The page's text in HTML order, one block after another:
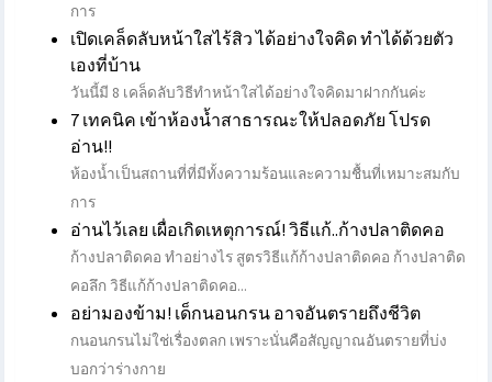
การ
เปิดเคล็ดลับหน้าใสไร้สิว ได้อย่างใจคิด ทำได้ด้วยตัว
เองที่บ้าน
วันนี้มี 8 เคล็ดลับวิธีทำหน้าใสได้อย่างใจคิดมาฝากกันค่ะ
7 เทคนิค เข้าห้องน้ำสาธารณะให้ปลอดภัย โปรด
อ่าน!!
ห้องน้ำเป็นสถานที่ที่มีทั้งความร้อนและความชื้นที่เหมาะสมกับ
การ
อ่านไว้เลย เผื่อเกิดเหตุการณ์! วิธีแก้..ก้างปลาติดคอ
ก้างปลาติดคอ ทําอย่างไร สูตรวิธีแก้ก้างปลาติดคอ ก้างปลาติด
คอลึก วิธีแก้ก้างปลาติดคอ...
อย่ามองข้าม! เด็กนอนกรน อาจอันตรายถึงชีวิต
กนอนกรนไม่ใช่เรื่องตลก เพราะนั่นคือสัญญาณอันตรายที่บ่ง
บอกว่าร่างกาย